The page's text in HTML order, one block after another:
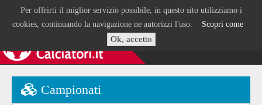
Per offrirti il miglior servizio possibile, in questo sito utilizziamo i
cookies, continuando la navigazione ne autorizzi l'uso. Scopri come
Ok, accetto
Campionati